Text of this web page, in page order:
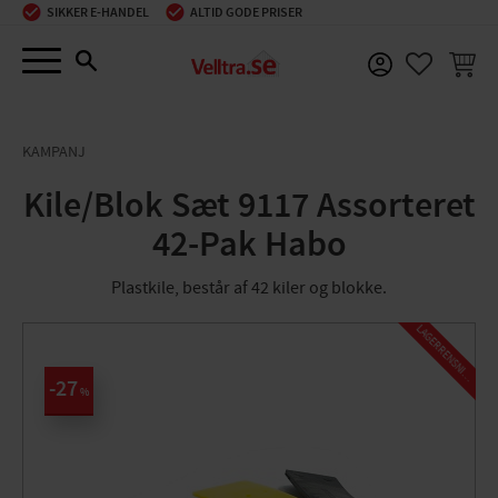
Menu
SIKKER E-HANDEL ALTID GODE PRISER
KAMPANJ
Kile/Blok Sæt 9117 Assorteret
42-Pak Habo
Plastkile, består af 42 kiler og blokke.
27 %
L
A
G
E
R
R
E
N
S
N
I
N
G